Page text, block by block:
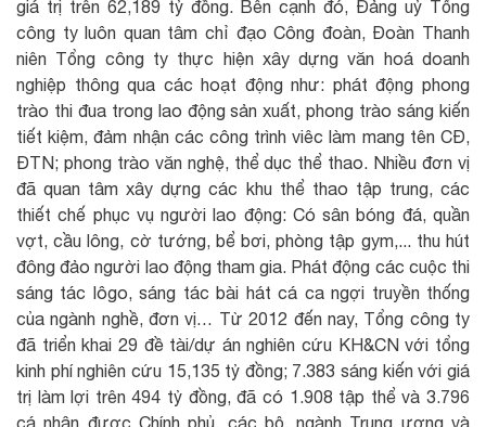
giá trị trên 62,189 tỷ đồng. Bên cạnh đó, Đảng uỷ Tổng
công ty luôn quan tâm chỉ đạo Công đoàn, Đoàn Thanh
niên Tổng công ty thực hiện xây dựng văn hoá doanh
nghiệp thông qua các hoạt động như: phát động phong
trào thi đua trong lao động sản xuất, phong trào sáng kiến
tiết kiệm, đảm nhận các công trình viêc làm mang tên CĐ,
ĐTN; phong trào văn nghệ, thể dục thể thao. Nhiều đơn vị
đã quan tâm xây dựng các khu thể thao tập trung, các
thiết chế phục vụ người lao động: Có sân bóng đá, quần
vợt, cầu lông, cờ tướng, bể bơi, phòng tập gym,... thu hút
đông đảo người lao động tham gia. Phát động các cuộc thi
sáng tác lôgo, sáng tác bài hát cá ca ngợi truyền thống
của ngành nghề, đơn vị… Từ 2012 đến nay, Tổng công ty
đã triển khai 29 đề tài/dự án nghiên cứu KH&CN với tổng
kinh phí nghiên cứu 15,135 tỷ đồng; 7.383 sáng kiến với giá
trị làm lợi trên 494 tỷ đồng, đã có 1.908 tập thể và 3.796
cá nhân được Chính phủ, các bộ, ngành Trung ương và